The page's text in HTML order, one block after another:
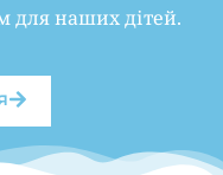
для наших дітей.